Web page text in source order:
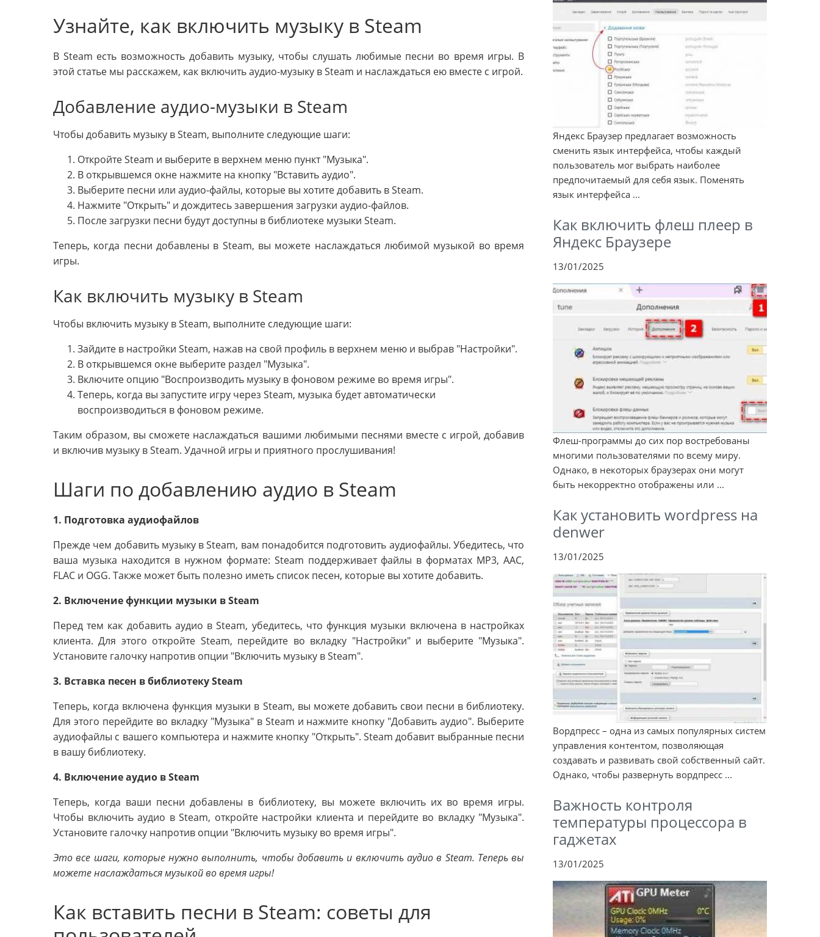
Узнайте, как включить музыку в Steam
В Steam есть возможность добавить музыку, чтобы слушать любимые песни во время игры. В
этой статье мы расскажем, как включить аудио-музыку в Steam и наслаждаться ею вместе с игрой.
Добавление аудио-музыки в Steam
Чтобы добавить музыку в Steam, выполните следующие шаги:
Откройте Steam и выберите в верхнем меню пункт "Музыка".
В открывшемся окне нажмите на кнопку "Вставить аудио".
Выберите песни или аудио-файлы, которые вы хотите добавить в Steam.
Нажмите "Открыть" и дождитесь завершения загрузки аудио-файлов.
После загрузки песни будут доступны в библиотеке музыки Steam.
Теперь, когда песни добавлены в Steam, вы можете наслаждаться любимой музыкой во время
игры.
Как включить музыку в Steam
Чтобы включить музыку в Steam, выполните следующие шаги:
Зайдите в настройки Steam, нажав на свой профиль в верхнем меню и выбрав "Настройки".
В открывшемся окне выберите раздел "Музыка".
Включите опцию "Воспроизводить музыку в фоновом режиме во время игры".
Теперь, когда вы запустите игру через Steam, музыка будет автоматически
воспроизводиться в фоновом режиме.
Таким образом, вы сможете наслаждаться вашими любимыми песнями вместе с игрой, добавив
и включив музыку в Steam. Удачной игры и приятного прослушивания!
Шаги по добавлению аудио в Steam
1. Подготовка аудиофайлов
Прежде чем добавить музыку в Steam, вам понадобится подготовить аудиофайлы. Убедитесь, что
ваша музыка находится в нужном формате: Steam поддерживает файлы в форматах MP3, AAC,
FLAC и OGG. Также может быть полезно иметь список песен, которые вы хотите добавить.
2. Включение функции музыки в Steam
Перед тем как добавить аудио в Steam, убедитесь, что функция музыки включена в настройках
клиента. Для этого откройте Steam, перейдите во вкладку "Настройки" и выберите "Музыка".
Установите галочку напротив опции "Включить музыку в Steam".
3. Вставка песен в библиотеку Steam
Теперь, когда включена функция музыки в Steam, вы можете добавить свои песни в библиотеку.
Для этого перейдите во вкладку "Музыка" в Steam и нажмите кнопку "Добавить аудио". Выберите
аудиофайлы с вашего компьютера и нажмите кнопку "Открыть". Steam добавит выбранные песни
в вашу библиотеку.
4. Включение аудио в Steam
Теперь, когда ваши песни добавлены в библиотеку, вы можете включить их во время игры.
Чтобы включить аудио в Steam, откройте настройки клиента и перейдите во вкладку "Музыка".
Установите галочку напротив опции "Включить музыку во время игры".
Это все шаги, которые нужно выполнить, чтобы добавить и включить аудио в Steam. Теперь вы
можете наслаждаться музыкой во время игры!
Как вставить песни в Steam: советы для
Яндекс Браузер предлагает возможность
сменить язык интерфейса, чтобы каждый
пользователь мог выбрать наиболее
предпочитаемый для себя язык. Поменять
язык интерфейса ...
Как включить флеш плеер в
Яндекс Браузере
13/01/2025
Флеш-программы до сих пор востребованы
многими пользователями по всему миру.
Однако, в некоторых браузерах они могут
быть некорректно отображены или ...
Как установить wordpress на
denwer
13/01/2025
Вордпресс – одна из самых популярных систем
управления контентом, позволяющая
создавать и развивать свой собственный сайт.
Однако, чтобы развернуть вордпресс ...
Важность контроля
температуры процессора в
гаджетах
13/01/2025